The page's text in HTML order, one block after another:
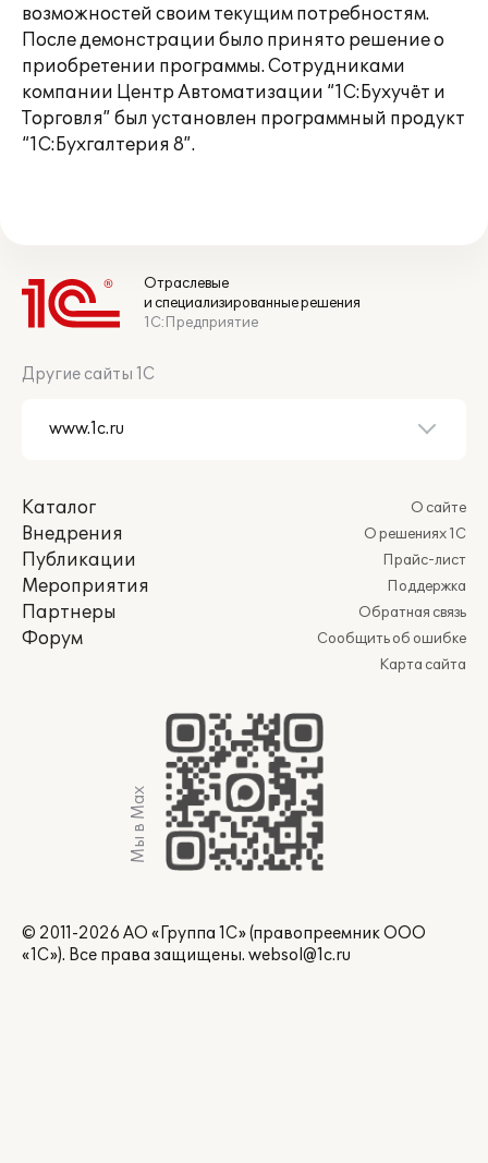
возможностей своим текущим потребностям.
После демонстрации было принято решение о
приобретении программы. Сотрудниками
компании Центр Автоматизации “1C:Бухучёт и
Торговля” был установлен программный продукт
“1С:Бухгалтерия 8”.
Отраслевые
и специализированные решения
1С:Предприятие
Другие сайты 1С
Каталог
Внедрения
Публикации
Мероприятия
Партнеры
Форум
О сайте
О решениях 1С
Прайс-лист
Поддержка
Обратная связь
Сообщить об ошибке
Карта сайта
Мы в Max
© 2011-2026 АО «Группа 1С» (правопреемник ООО
«1С»). Все права защищены. websol@1c.ru